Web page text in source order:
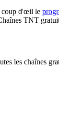
coup d'œil le
TNT
les chaînes